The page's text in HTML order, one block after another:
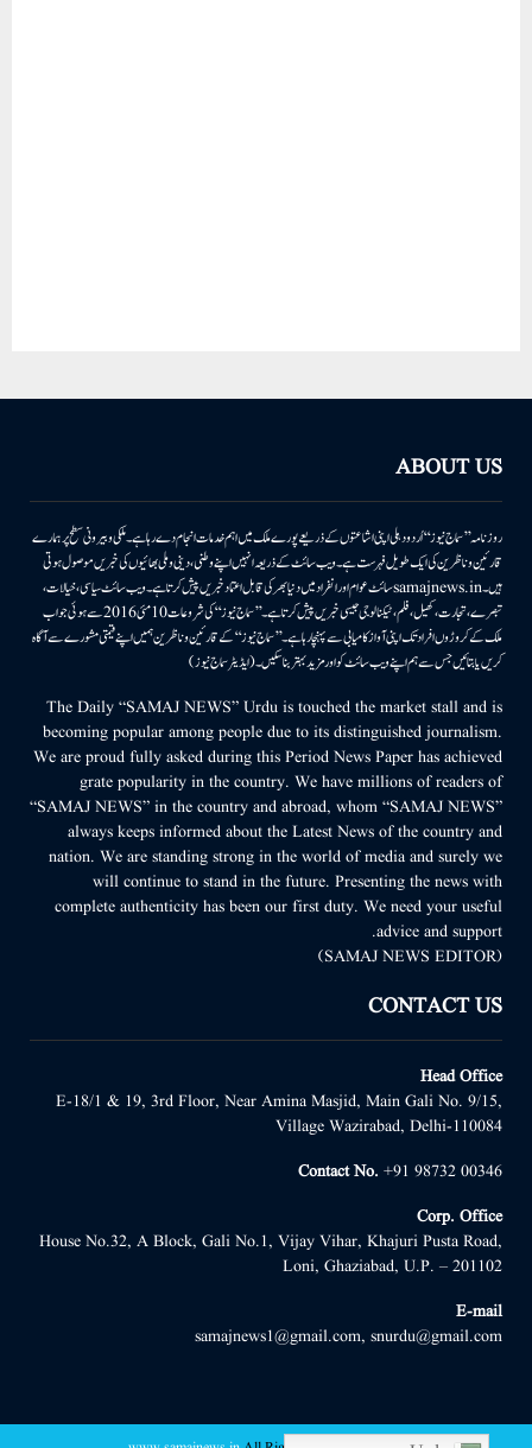
ABOUT US
روزنامہ ’’سماج نیوز‘‘ اُردو دہلی اپنی اشاعتوں کے ذریعے پورے ملک میں اہم خدمات انجام دے رہا ہے۔ ملکی وبیرونی سطح پر ہمارے
قارئین وناظرین کی ایک طویل فہرست ہے۔ ویب سائٹ کے ذریعہ انہیں اپنے وطنی، دینی وملی بھائیوں کی خبریں موصول ہوتی
ہیں۔samajnews.inسائٹ عوام اور انفراد میں دنیا بھر کی قابل اعتماد خبریں پیش کرتا ہے۔ ویب سائٹ سیاسی، خیالات،
تبصرے، تجارت، کھیل، فلم، ٹیکنالوجی جیسی خبریں پیش کرتا ہے۔ ’’سماج نیوز‘‘ کی شروعات 10مئی 2016 سے ہوئی جو اب
ملک کے کروڑوں افراد تک اپنی آواز کامیابی سے پہنچا رہا ہے۔ ’’سماج نیوز‘‘ کے قارئین وناظرین ہمیں اپنے قیمتی مشورے سے آگاہ
کریں یا بتائیں جس سے ہم اپنے ویب سائٹ کو اور مزید بہتر بناسکیں۔ (ایڈیٹر سماج نیوز)
The Daily “SAMAJ NEWS” Urdu is touched the market stall and is
becoming popular among people due to its distinguished journalism.
We are proud fully asked during this Period News Paper has achieved
grate popularity in the country. We have millions of readers of
“SAMAJ NEWS” in the country and abroad, whom “SAMAJ NEWS”
always keeps informed about the Latest News of the country and
nation. We are standing strong in the world of media and surely we
will continue to stand in the future. Presenting the news with
complete authenticity has been our first duty. We need your useful
advice and support.
(SAMAJ NEWS EDITOR)
CONTACT US
Head Office
E-18/1 & 19, 3rd Floor, Near Amina Masjid, Main Gali No. 9/15,
Village Wazirabad, Delhi-110084
Contact No. +91 98732 00346
Corp. Office
House No.32, A Block, Gali No.1, Vijay Vihar, Khajuri Pusta Road,
Loni, Ghaziabad, U.P. – 201102
E-mail
samajnews1@gmail.com, snurdu@gmail.com